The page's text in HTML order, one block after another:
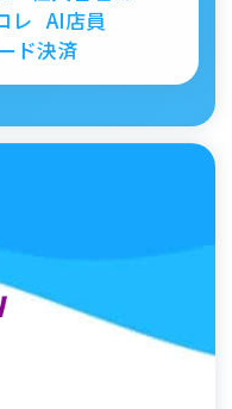
レ AI店員
ド決済